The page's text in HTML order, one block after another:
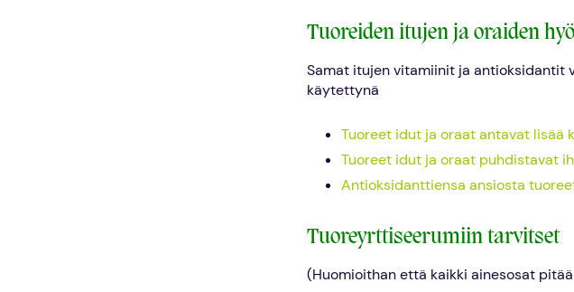
Tuoreiden itujen ja oraiden
Samat itujen vitamiinit ja antioksidantit
käytettynä
Tuoreet idut ja oraat antavat lisää
Tuoreet idut ja oraat puhdistavat
Antioksidanttiensa ansiosta
Tuoreyrttiseerumiin tarvitset
(Huomioithan että kaikki ainesosat